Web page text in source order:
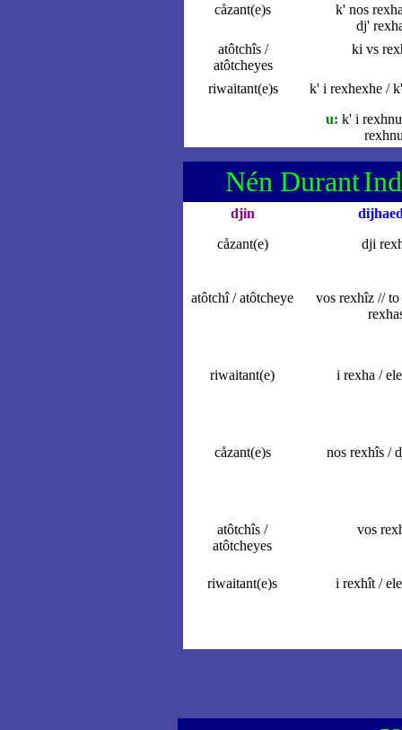
cåzant(e)s
k' nos
dj'
atôtchîs /
atôtcheyes
ki vs
riwaitant(e)s
k' i rexhexhe /
u: k' i
Nén Durant
djin
cåzant(e)
dji
atôtchî / atôtcheye vos rexhîz // to
riwaitant(e) i rexha /
cåzant(e)s nos rexhîs /
atôtchîs /
atôtcheyes
vos
riwaitant(e)s i rexhît /